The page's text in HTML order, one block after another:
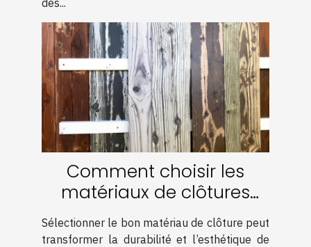
des...
Comment choisir les
matériaux de clôtures
pour une durabilité
optimale ?
Sélectionner le bon matériau de clôture peut
transformer la durabilité et l’esthétique de